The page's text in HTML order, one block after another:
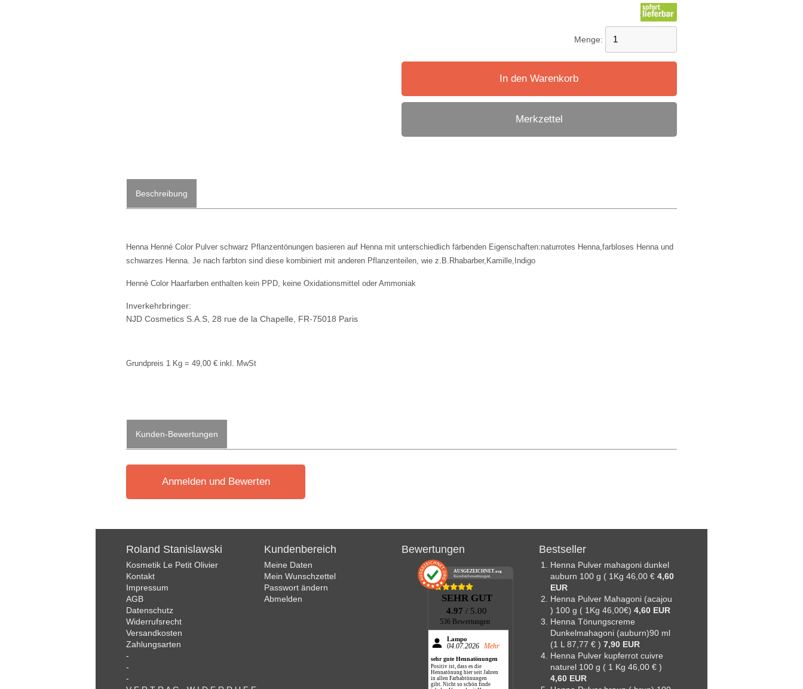
Menge:
In den Warenkorb
Merkzettel
Beschreibung
Henna Henné Color Pulver schwarz Pflanzentönungen basieren auf Henna mit unterschiedlich färbenden Eigenschaften:naturrotes Henna,farbloses Henna und
schwarzes Henna. Je nach farbton sind diese kombiniert mit anderen Pflanzenteilen, wie z.B.Rhabarber,Kamille,Indigo
Hennè Color Haarfarben enthalten kein PPD, keine Oxidationsmittel oder Ammoniak
Inverkehrbringer:
NJD Cosmetics S.A.S, 28 rue de la Chapelle, FR-75018 Paris
Grundpreis 1 Kg = 49,00 € inkl. MwSt
Kunden-Bewertungen
Anmelden und Bewerten
Roland Stanislawski
Kosmetik Le Petit Olivier
Kontakt
Impressum
AGB
Datenschutz
Widerrufsrecht
Versandkosten
Zahlungsarten
-
-
-
Kundenbereich
Meine Daten
Mein Wunschzettel
Passwort ändern
Abmelden
Bewertungen
AUSGEZEICHNET.org
Kundenbewertungen
SEHR GUT
4.97 / 5.00
536 Bewertungen
Lampo
04.07.2026 Mehr
sehr gute Hennatönungen
Positiv ist, dass es die
Hennatönung hier seit Jahren
in allen Farbabtönungen
gibt. Nicht so schön finde
Bestseller
Henna Pulver mahagoni dunkel
auburn 100 g ( 1Kg 46,00 €4,60
EUR
Henna Pulver Mahagoni (acajou
) 100 g ( 1Kg 46,00€)4,60 EUR
Henna Tönungscreme
Dunkelmahagoni (auburn)90 ml
(1 L 87,77 € )7,90 EUR
Henna Pulver kupferrot cuivre
naturel 100 g ( 1 Kg 46,00 € )
4,60 EUR